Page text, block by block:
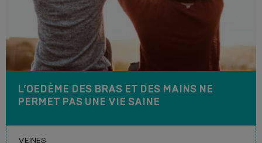
L’OEDÈME DES BRAS ET DES MAINS NE
PERMET PAS UNE VIE SAINE